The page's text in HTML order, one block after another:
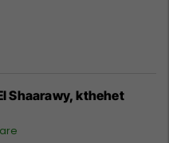
Shaarawy, kthehet